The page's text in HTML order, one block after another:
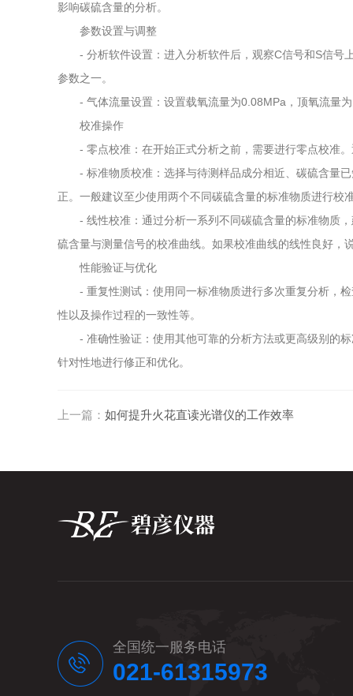
影响碳硫含量的分析。
参数设置与调整
- 分析软件设置：进入分析软件后，观察C信号和S信号上
参数之一。
- 气体流量设置：设置载氧流量为0.08MPa，顶氧流量为
校准操作
- 零点校准：在开始正式分析之前，需要进行零点校准。
- 标准物质校准：选择与待测样品成分相近、碳硫含量已
正。一般建议至少使用两个不同碳硫含量的标准物质进行校
- 线性校准：通过分析一系列不同碳硫含量的标准物质，
硫含量与测量信号的校准曲线。如果校准曲线的线性良好
性能验证与优化
- 重复性测试：使用同一标准物质进行多次重复分析，检
性以及操作过程的一致性等。
- 准确性验证：使用其他可靠的分析方法或更高级别的标
针对性地进行修正和优化。
上一篇： 如何提升火花直读光谱仪的工作效率
全国统一服务电话
021-61315973